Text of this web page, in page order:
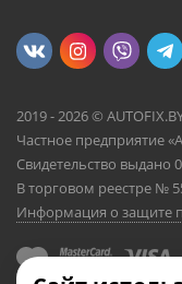
2019 - 2026 ©
Частное предприятие
Свидетельство выдано
В торговом реестре №
Информация о защите